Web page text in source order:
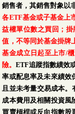
銷售者，其銷售對象以
各ETF基金或子基金上
益權單位數之買回；
值，不等同於基金掛牌
基金成立日起至上市/
險。ETF追蹤指數績效
率或配息率及未來績效
且並未考量交易成本
成本費用及相關投資風
買賣槓桿或反向指數股